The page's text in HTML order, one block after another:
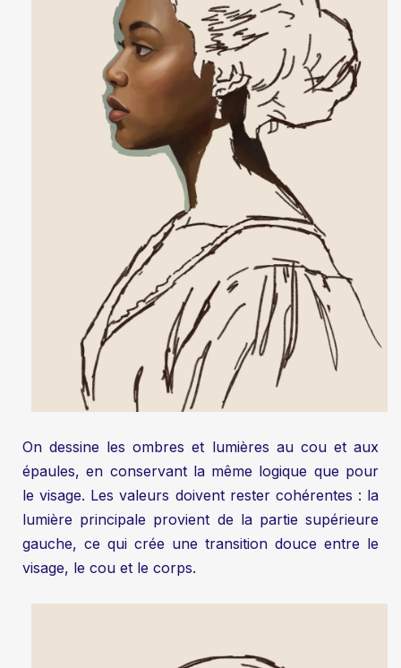
On dessine les ombres et lumières au cou et aux
épaules, en conservant la même logique que pour
le visage. Les valeurs doivent rester cohérentes : la
lumière principale provient de la partie supérieure
gauche, ce qui crée une transition douce entre le
visage, le cou et le corps.